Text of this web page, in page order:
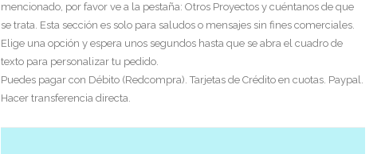
mencionado, por favor ve a la pestaña: Otros Proyectos y cuéntanos de que
se trata. Esta sección es solo para saludos o mensajes sin fines comerciales.
Elige una opción y espera unos segundos hasta que se abra el cuadro de
texto para personalizar tu pedido.
Puedes pagar con Débito (Redcompra). Tarjetas de Crédito en cuotas. Paypal.
Hacer transferencia directa.